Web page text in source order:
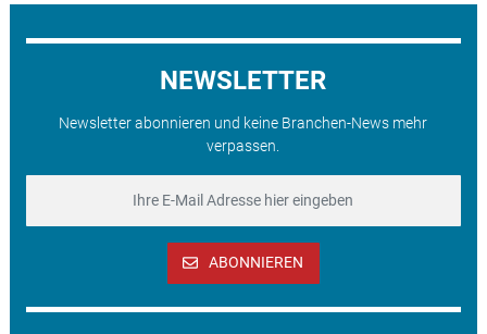
NEWSLETTER
Newsletter abonnieren und keine Branchen-News mehr
verpassen.
ABONNIEREN